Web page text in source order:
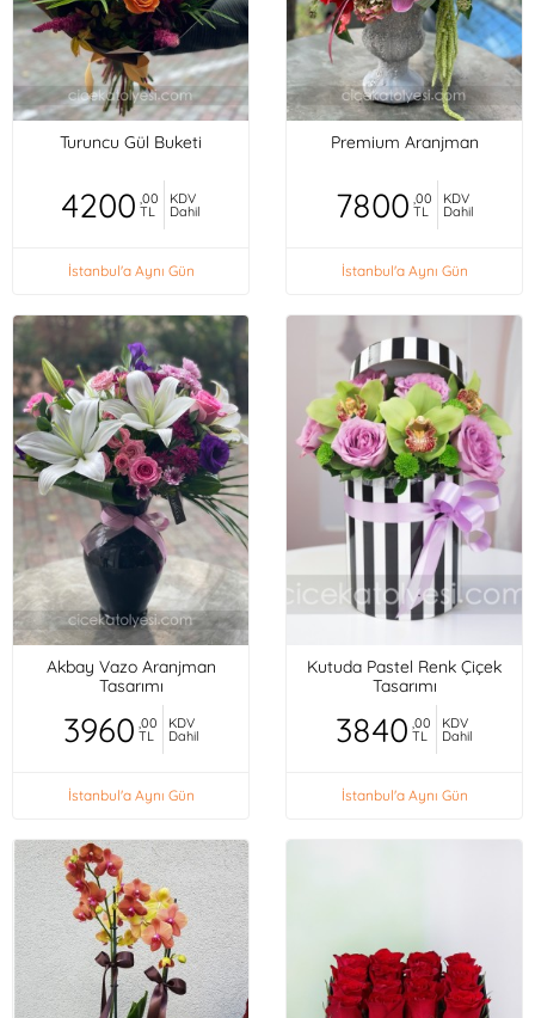
Turuncu Gül Buketi
4200 ,00
TL
KDV
Dahil
İstanbul'a Aynı Gün
Premium Aranjman
7800 ,00
TL
KDV
Dahil
İstanbul'a Aynı Gün
Akbay Vazo Aranjman
Tasarımı
3960 ,00
TL
KDV
Dahil
İstanbul'a Aynı Gün
Kutuda Pastel Renk Çiçek
Tasarımı
3840 ,00
TL
KDV
Dahil
İstanbul'a Aynı Gün